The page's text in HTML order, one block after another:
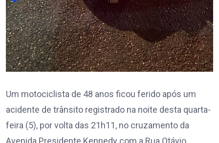
Um motociclista de 48 anos ficou ferido após um
acidente de trânsito registrado na noite desta quarta-
feira (5), por volta das 21h11, no cruzamento da
Avenida Presidente Kennedy com a Rua Otávio